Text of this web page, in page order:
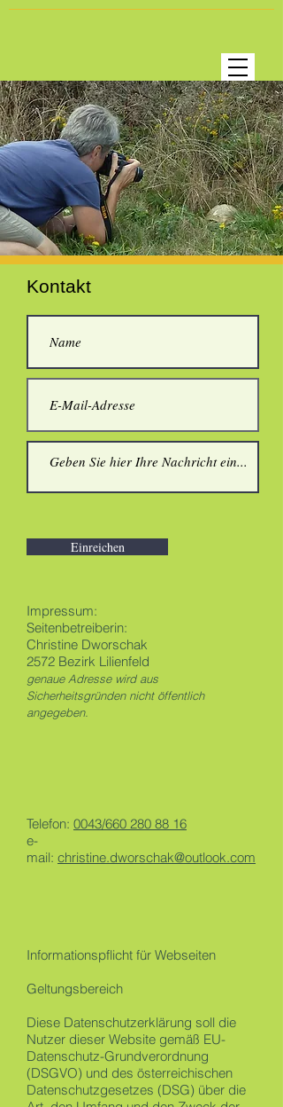
Kontakt
Einreichen
Impressum:
Seitenbetreiberin:
Christine Dworschak
​2572 Bezirk Lilienfeld
genaue Adresse wird aus
Sicherheitsgründen nicht öffentlich
angegeben.
Telefon: 0043/660 280 88 16
e-
mail: christine.dworschak@outlook.com
Informationspflicht für Webseiten
Geltungsbereich
Diese Datenschutzerklärung soll die
Nutzer dieser Website gemäß EU-
Datenschutz-Grundverordnung
(DSGVO) und des österreichischen
Datenschutzgesetzes (DSG) über die